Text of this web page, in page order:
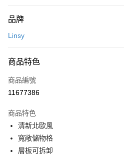
台灣樂天信用卡公司
玉山商業銀行
台灣樂天信用卡公司
【關於「AFTEE先享後付」】
AFTEE先享後付是「在收到商品之後才付
便利好安心！
３．安心：先確認商品／服務後，再付款。
【「AFTEE先享後付」結帳流程】
結帳頁面，進行簡訊認證並確認金額後，
３．收到繳費通知簡訊後14天內，點擊此
ATM／網路銀行／等多元方式進行付款，
購買商品的店家。未經商家同意取消之訂
後付繳納相關費用。
每筆NT$99，滿NT$799(含以上)免運
品牌
Linsy
商品特色
商品編號
11677386
商品特色
清新北歐風
寬敞儲物格
層板可拆卸